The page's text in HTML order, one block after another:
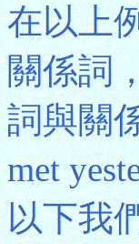
在以上
關係詞
詞與關
met
以下我